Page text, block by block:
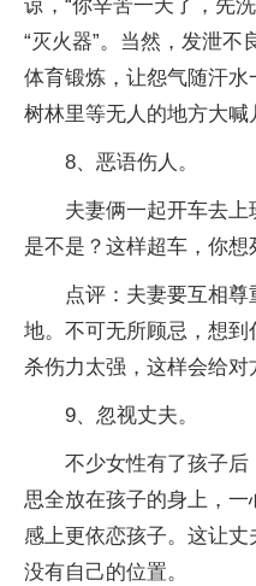
谅，“你辛苦一天了，先
“灭火器”。当然，发泄
体育锻炼，让怨气随汗
树林里等无人的地方大喊
8、恶语伤人。
夫妻俩一起开车去上
是不是？这样超车，你想
点评：夫妻要互相
地。不可无所顾忌，想
杀伤力太强，这样会给对
9、忽视丈夫。
不少女性有了孩子
思全放在孩子的身上，
感上更依恋孩子。这让
没有自己的位置。